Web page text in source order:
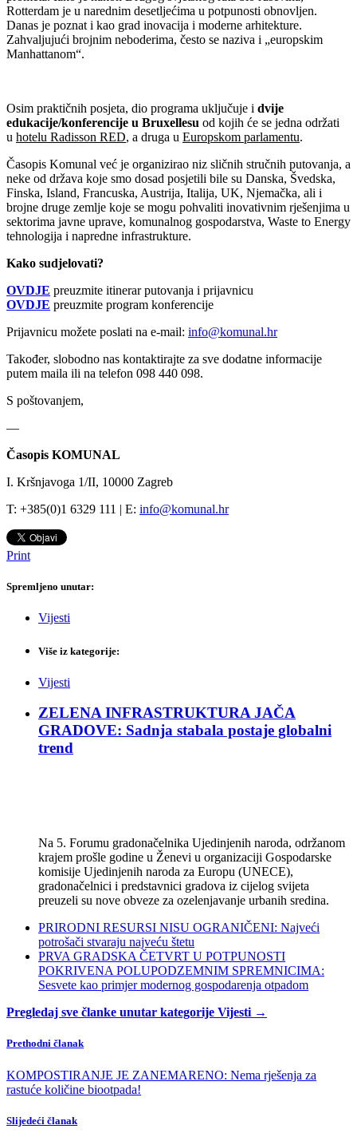
Rotterdam je u narednim desetljećima u potpunosti obnovljen.
Danas je poznat i kao grad inovacija i moderne arhitekture.
Zahvaljujući brojnim neboderima, često se naziva i „europskim
Manhattanom“.
Osim praktičnih posjeta, dio programa uključuje i dvije
edukacije/konferencije u Bruxellesu od kojih će se jedna održati
u hotelu Radisson RED, a druga u Europskom parlamentu.
Časopis Komunal već je organizirao niz sličnih stručnih putovanja, a
neke od država koje smo dosad posjetili bile su Danska, Švedska,
Finska, Island, Francuska, Austrija, Italija, UK, Njemačka, ali i
brojne druge zemlje koje se mogu pohvaliti inovativnim rješenjima u
sektorima javne uprave, komunalnog gospodarstva, Waste to Energy
tehnologija i napredne infrastrukture.
Kako sudjelovati?
OVDJE preuzmite itinerar putovanja i prijavnicu
OVDJE preuzmite program konferencije
Prijavnicu možete poslati na e-mail: info@komunal.hr
Također, slobodno nas kontaktirajte za sve dodatne informacije
putem maila ili na telefon 098 440 098.
S poštovanjem,
—
Časopis KOMUNAL
I. Kršnjavoga 1/II, 10000 Zagreb
T: +385(0)1 6329 111 | E: info@komunal.hr
Print
Spremljeno unutar:
Vijesti
Više iz kategorije:
Vijesti
ZELENA INFRASTRUKTURA JAČA
GRADOVE: Sadnja stabala postaje globalni
trend
Na 5. Forumu gradonačelnika Ujedinjenih naroda, održanom
krajem prošle godine u Ženevi u organizaciji Gospodarske
komisije Ujedinjenih naroda za Europu (UNECE),
gradonačelnici i predstavnici gradova iz cijelog svijeta
preuzeli su nove obveze za ozelenjavanje urbanih sredina.
PRIRODNI RESURSI NISU OGRANIČENI: Najveći
potrošači stvaraju najveću štetu
PRVA GRADSKA ČETVRT U POTPUNOSTI
POKRIVENA POLUPODZEMNIM SPREMNICIMA:
Sesvete kao primjer modernog gospodarenja otpadom
Pregledaj sve članke unutar kategorije Vijesti →
Prethodni članak
KOMPOSTIRANJE JE ZANEMARENO: Nema rješenja za
rastuće količine biootpada!
Slijedeći članak